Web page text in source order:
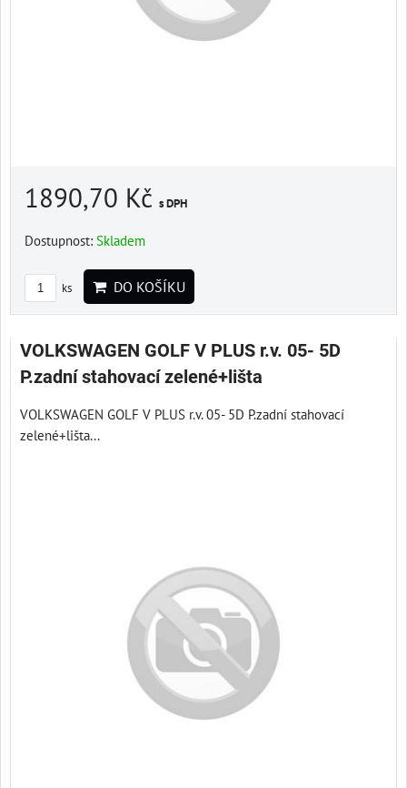
1890,70 Kč s DPH
Dostupnost: Skladem
ks DO KOŠÍKU
VOLKSWAGEN GOLF V PLUS r.v. 05- 5D
P.zadní stahovací zelené+lišta
VOLKSWAGEN GOLF V PLUS r.v. 05- 5D P.zadní stahovací
zelené+lišta...